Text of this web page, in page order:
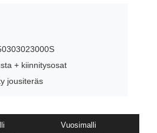
+ kiinnitysosat
jousiteräs
Vuosimalli